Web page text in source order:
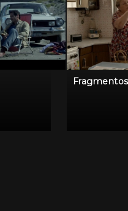
Fragmentos